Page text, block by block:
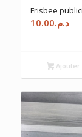
Frisbee
د.م.10.00
Ajouter